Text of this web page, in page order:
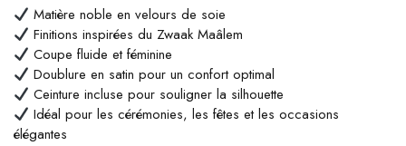
Matière noble en velours de soie
Finitions inspirées du Zwaak Maâlem
Coupe fluide et féminine
Doublure en satin pour un confort optimal
Ceinture incluse pour souligner la silhouette
Idéal pour les cérémonies, les fêtes et les occasions
élégantes